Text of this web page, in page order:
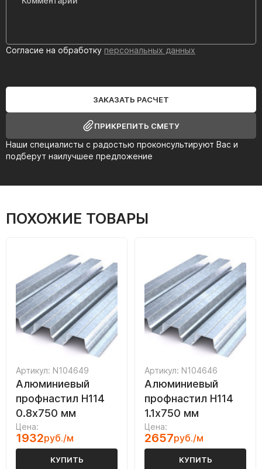
Наши специалисты с радостью проконсультируют Вас и
подберут наилучшее предложение
Согласие на обработку персональных данных
ЗАКАЗАТЬ РАСЧЕТ
ПРИКРЕПИТЬ СМЕТУ
ПОХОЖИЕ ТОВАРЫ
Артикул: N104649
Алюминиевый
профнастил Н114
0.8х750 мм
Цена:
1932руб./м
КУПИТЬ
Артикул: N104646
Алюминиевый
профнастил Н114
1.1х750 мм
Цена:
2657руб./м
КУПИТЬ